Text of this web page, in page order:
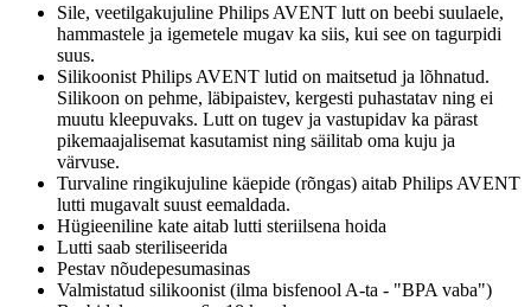
Sile, veetilgakujuline Philips AVENT lutt on beebi suulaele,
hammastele ja igemetele mugav ka siis, kui see on tagurpidi
suus.
Silikoonist Philips AVENT lutid on maitsetud ja lõhnatud.
Silikoon on pehme, läbipaistev, kergesti puhastatav ning ei
muutu kleepuvaks. Lutt on tugev ja vastupidav ka pärast
pikemaajalisemat kasutamist ning säilitab oma kuju ja
värvuse.
Turvaline ringikujuline käepide (rõngas) aitab Philips AVENT
lutti mugavalt suust eemaldada.
Hügieeniline kate aitab lutti steriilsena hoida
Lutti saab steriliseerida
Pestav nõudepesumasinas
Valmistatud silikoonist (ilma bisfenool A-ta - "BPA vaba")